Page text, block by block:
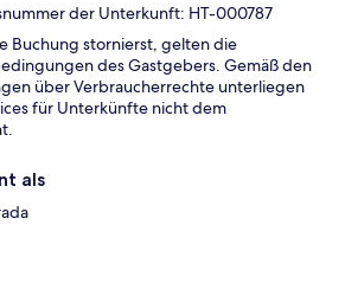
der Unterkunft: HT-000787
Buchung stornierst, gelten die
des Gastgebers. Gemäß den
über Verbraucherrechte unterliegen
für Unterkünfte nicht dem
als